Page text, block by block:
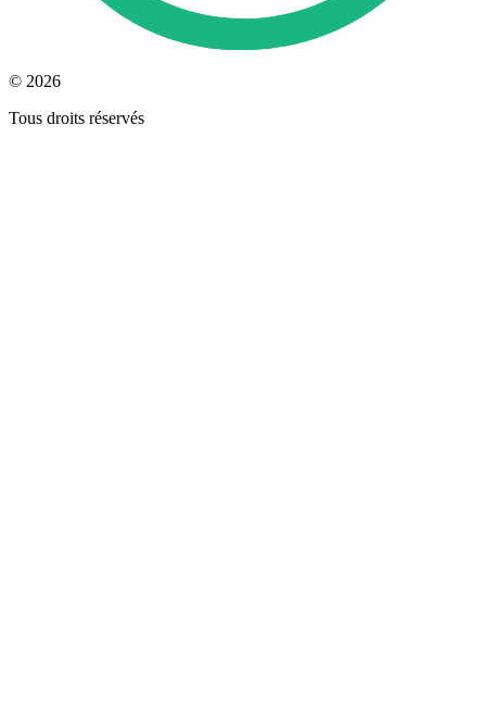
© 2026
Tous droits réservés